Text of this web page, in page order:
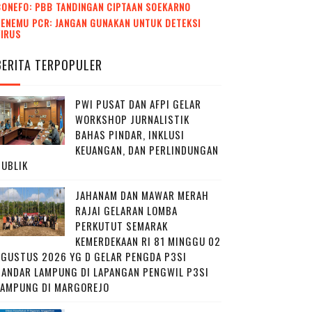
PBB TANDINGAN CIPTAAN SOEKARNO
PCR: JANGAN GUNAKAN UNTUK DETEKSI
TERPOPULER
PWI PUSAT DAN AFPI GELAR
WORKSHOP JURNALISTIK
BAHAS PINDAR, INKLUSI
KEUANGAN, DAN PERLINDUNGAN
JAHANAM DAN MAWAR MERAH
RAJAI GELARAN LOMBA
PERKUTUT SEMARAK
KEMERDEKAAN RI 81 MINGGU 02
2026 YG D GELAR PENGDA P3SI
LAMPUNG DI LAPANGAN PENGWIL P3SI
DI MARGOREJO